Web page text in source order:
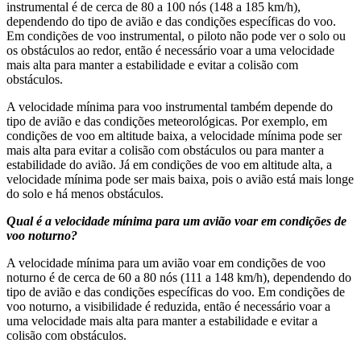
instrumental é de cerca de 80 a 100 nós (148 a 185 km/h),
dependendo do tipo de avião e das condições específicas do voo.
Em condições de voo instrumental, o piloto não pode ver o solo ou
os obstáculos ao redor, então é necessário voar a uma velocidade
mais alta para manter a estabilidade e evitar a colisão com
obstáculos.
A velocidade mínima para voo instrumental também depende do
tipo de avião e das condições meteorológicas. Por exemplo, em
condições de voo em altitude baixa, a velocidade mínima pode ser
mais alta para evitar a colisão com obstáculos ou para manter a
estabilidade do avião. Já em condições de voo em altitude alta, a
velocidade mínima pode ser mais baixa, pois o avião está mais longe
do solo e há menos obstáculos.
Qual é a velocidade mínima para um avião voar em condições de
voo noturno?
A velocidade mínima para um avião voar em condições de voo
noturno é de cerca de 60 a 80 nós (111 a 148 km/h), dependendo do
tipo de avião e das condições específicas do voo. Em condições de
voo noturno, a visibilidade é reduzida, então é necessário voar a
uma velocidade mais alta para manter a estabilidade e evitar a
colisão com obstáculos.